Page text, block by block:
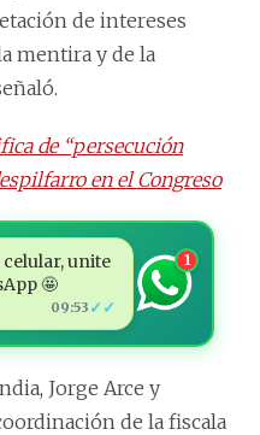
de intereses
mentira y de la
de “persecución
en el Congreso
unite
🤩
09:53 ✓✓
1
Jorge Arce y
de la fiscala